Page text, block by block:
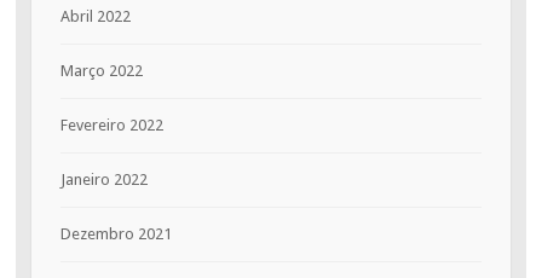
Abril 2022
Março 2022
Fevereiro 2022
Janeiro 2022
Dezembro 2021